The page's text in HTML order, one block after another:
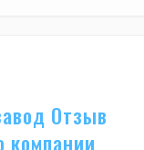
Отзыв
компании